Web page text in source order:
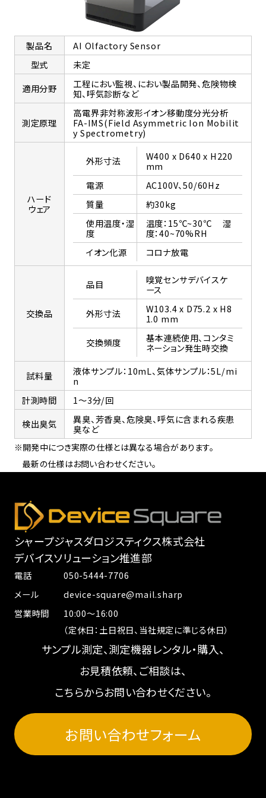
製品名
AI Olfactory Sensor
型式
未定
適用分野
工程におい監視、におい製品開発、危険物検
知、呼気診断など
測定原理
高電界非対称波形イオン移動度分光分析
FA-IMS(Field Asymmetric Ion Mobilit
y Spectrometry)
ハード
ウェア
外形寸法
W400 x D640 x H220
mm
電源
AC100V、50/60Hz
質量
約30kg
使用温度・湿
度
温度：15℃~30℃ 湿
度：40~70%RH
イオン化源
コロナ放電
交換品
品目
嗅覚センサデバイスケ
ース
外形寸法
W103.4 x D75.2 x H8
1.0 mm
交換頻度
基本連続使用、コンタミ
ネーション発生時交換
試料量
液体サンプル：10mL、気体サンプル：5L/mi
n
計測時間
1～3分/回
検出臭気
異臭、芳香臭、危険臭、呼気に含まれる疾患
臭など
※開発中につき実際の仕様とは異なる場合があります。
最新の仕様はお問い合わせください。
シャープジャスダロジスティクス株式会社
デバイスソリューション推進部
電話
050-5444-7706
メール
device-square@mail.sharp
営業時間
10:00～16:00
（定休日：土日祝日、当社規定に準じる休日）
サンプル測定、測定機器レンタル・購入、
お見積依頼、 ご相談は、
こちらからお問い合わせください。
お問い合わせフォーム